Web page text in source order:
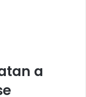
a